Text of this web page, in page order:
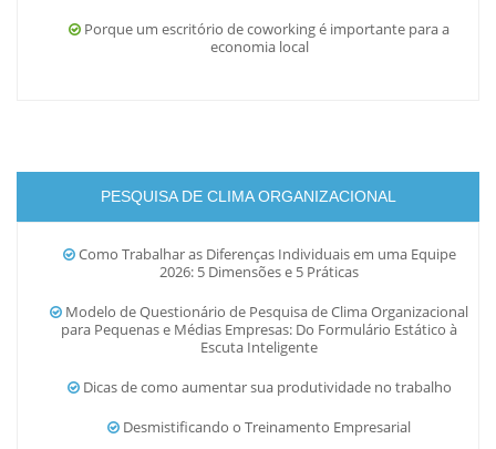
Porque um escritório de coworking é importante para a
economia local
PESQUISA DE CLIMA ORGANIZACIONAL
Como Trabalhar as Diferenças Individuais em uma Equipe
2026: 5 Dimensões e 5 Práticas
Modelo de Questionário de Pesquisa de Clima Organizacional
para Pequenas e Médias Empresas: Do Formulário Estático à
Escuta Inteligente
Dicas de como aumentar sua produtividade no trabalho
Desmistificando o Treinamento Empresarial